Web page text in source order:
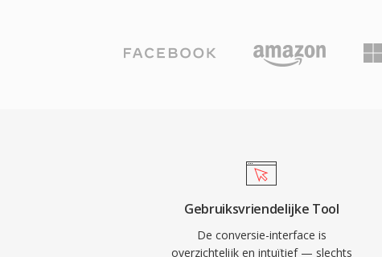
Gebruiksvriendelijke Tool
De conversie-interface is
overzichtelijk en intuïtief — slechts